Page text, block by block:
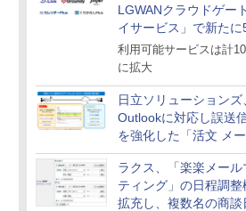
LGWANクラウドゲー
イサービス」で新たに
のサービスと連携開始
利用可能サービスは計
に拡大
日立ソリューションズ
Outlookに対応し誤送
を強化した「活文 メー
送信防止アドインサー
を提供
ラクス、「楽楽メール
ティング」の日程調整
拡充し、複数名の商談